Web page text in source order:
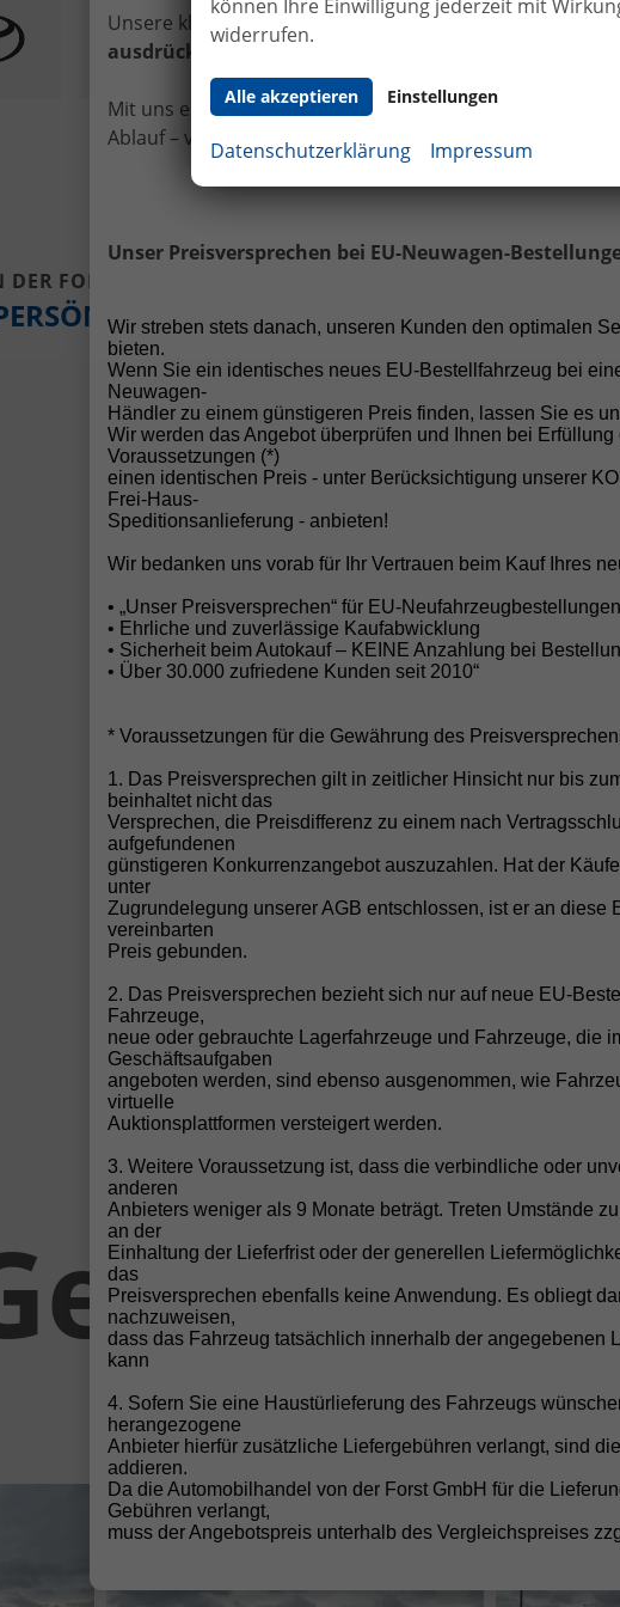
FORST
Unser Autohaus in
von Aachen und weniger
20 Jahren Erfahrung,
Rundum-Service stehen
Sofort verfügbare
Wunschbestellungen.
Direktimporteur von
Bis zu 45% Rabatt
Kauf nach
Transparente und
Keine versteckten
Überführungskosten
Ihr Fahrzeug direkt vor
Schnelle und faire
Individuelle
Persönlicher Service
können Ihre Einwilligung jederzeit mit
widerrufen.
Alle akzeptieren Einstellungen
Datenschutzerklärung Impressum
Unsere klare Haltung:
Von Anzahlungen vor
ausdrücklich ab!
Mit uns entscheiden Sie sich für Sicherheit, Fairness
Ablauf – vom ersten Gespräch bis zur Fahrzeugübergabe.
Unser Preisversprechen bei EU-Neuwagen-
Wir streben stets danach, unseren Kunden den optimalen
bieten.
Wenn Sie ein identisches neues EU-Bestellfahrzeug bei
Neuwagen-
Händler zu einem günstigeren Preis finden, lassen Sie es
Wir werden das Angebot überprüfen und Ihnen bei
Voraussetzungen (*)
einen identischen Preis - unter Berücksichtigung unserer
Frei-Haus-
Speditionsanlieferung - anbieten!
Wir bedanken uns vorab für Ihr Vertrauen beim Kauf Ihres
• „Unser Preisversprechen“ für EU-Neufahrzeugbestellungen
• Ehrliche und zuverlässige Kaufabwicklung
• Sicherheit beim Autokauf – KEINE Anzahlung bei
• Über 30.000 zufriedene Kunden seit 2010“
* Voraussetzungen für die Gewährung des
1. Das Preisversprechen gilt in zeitlicher Hinsicht nur bis
beinhaltet nicht das
Versprechen, die Preisdifferenz zu einem nach
aufgefundenen
günstigeren Konkurrenzangebot auszuzahlen. Hat der
unter
Zugrundelegung unserer AGB entschlossen, ist er an diese
vereinbarten
Preis gebunden.
2. Das Preisversprechen bezieht sich nur auf neue EU-
Fahrzeuge,
neue oder gebrauchte Lagerfahrzeuge und Fahrzeuge, die
Geschäftsaufgaben
angeboten werden, sind ebenso ausgenommen, wie
virtuelle
Auktionsplattformen versteigert werden.
3. Weitere Voraussetzung ist, dass die verbindliche oder
anderen
Anbieters weniger als 9 Monate beträgt. Treten Umstände
an der
Einhaltung der Lieferfrist oder der generellen
das
Preisversprechen ebenfalls keine Anwendung. Es obliegt
nachzuweisen,
dass das Fahrzeug tatsächlich innerhalb der angegebenen
kann
4. Sofern Sie eine Haustürlieferung des Fahrzeugs
herangezogene
Anbieter hierfür zusätzliche Liefergebühren verlangt, sind
addieren.
Da die Automobilhandel von der Forst GmbH für die
Gebühren verlangt,
muss der Angebotspreis unterhalb des Vergleichspreises